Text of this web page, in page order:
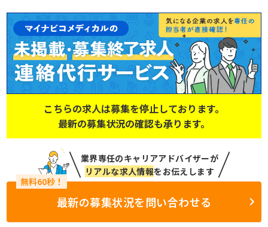
こちらの求人は募集を停止しております。
最新の募集状況の確認も承ります。
業界専任のキャリアアドバイザーが
リアルな求人情報をお伝えします
最新の募集状況を問い合わせる